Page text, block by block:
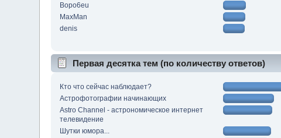
Bopo6eu
MaxMan
denis
Первая десятка тем (по количеству ответов)
Кто что сейчас наблюдает?
Астрофотографии начинающих
Astro Channel - астрономическое интернет
телевидение
Шутки юмора...